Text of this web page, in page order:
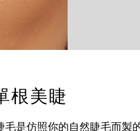
根美睫
毛是仿照你的自然睫毛而製